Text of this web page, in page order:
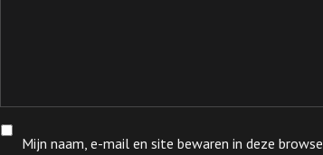
Mijn naam, e-mail en site bewaren in deze